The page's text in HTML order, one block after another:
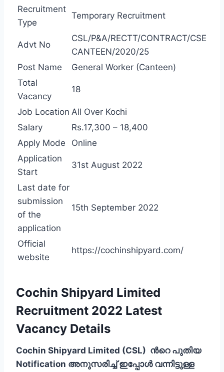
Recruitment
Type
Temporary Recruitment
Advt No
CSL/P&A/RECTT/CONTRACT/CSE
CANTEEN/2020/25
Post Name
General Worker (Canteen)
Total
Vacancy
18
Job Location All Over Kochi
Salary
Rs.17,300 – 18,400
Apply Mode
Online
Application
Start
31st August 2022
Last date for
submission
of the
application
15th September 2022
Official
website
https://cochinshipyard.com/
Cochin Shipyard Limited
Recruitment 2022 Latest
Vacancy Details
Cochin Shipyard Limited (CSL) ന്‍റെ പുതിയ
Notification അനുസരിച്ച് ഇപ്പോള്‍ വന്നിട്ടുള്ള